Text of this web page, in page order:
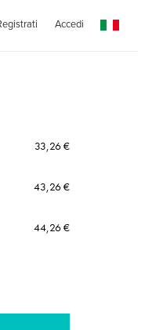
Accedi
33,26 €
43,26 €
44,26 €